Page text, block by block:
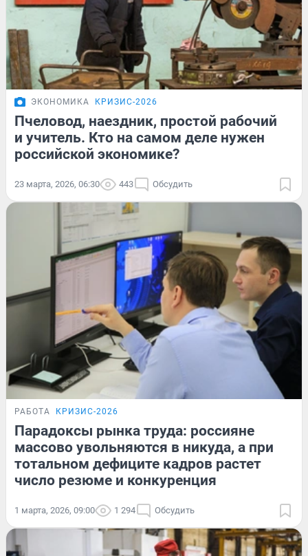
ЭКОНОМИКА КРИЗИС-2026
Пчеловод, наездник, простой рабочий
и учитель. Кто на самом деле нужен
российской экономике?
23 марта, 2026, 06:30 443 Обсудить
РАБОТА КРИЗИС-2026
Парадоксы рынка труда: россияне
массово увольняются в никуда, а при
тотальном дефиците кадров растет
число резюме и конкуренция
1 марта, 2026, 09:00 1 294 Обсудить